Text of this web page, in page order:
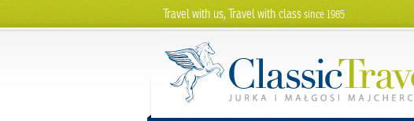
Travel with us, Travel with classsince 1985